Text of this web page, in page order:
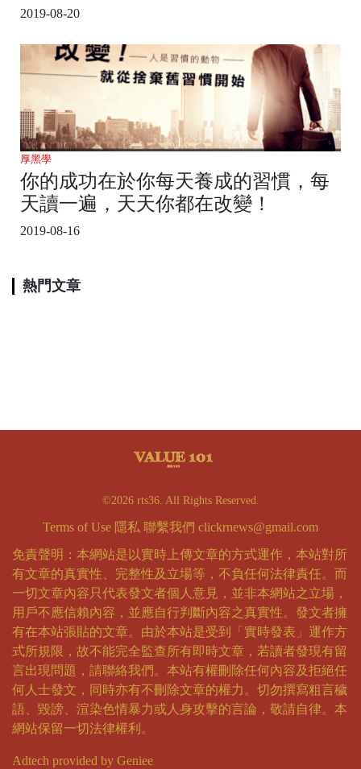
2019-08-20
厚黑學
你的成功在於你每天養成的習慣，每
天讀一遍，天天你都在改變！
2019-08-16
熱門文章
©2026 rts36. All Rights Reserved.
Terms of Use 隱私 聯繫我們 clickrnews@gmail.com
免責聲明：本網站是以實時上傳文章的方式運作，本站對所
有文章的真實性、完整性及立場等，不負任何法律責任。而
一切文章內容只代表發文者個人意見，並非本網站之立場，
用戶不應信賴內容，並應自行判斷內容之真實性。發文者擁
有在本站張貼的文章。由於本站是受到「實時發表」運作方
式所規限，故不能完全監查所有即時文章，若讀者發現有留
言出現問題，請聯絡我們。本站有權刪除任何內容及拒絕任
何人士發文，同時亦有不刪除文章的權力。切勿撰寫粗言穢
語、毀謗、渲染色情暴力或人身攻擊的言論，敬請自律。本
網站保留一切法律權利。
Adtech provided by Geniee